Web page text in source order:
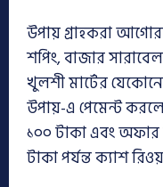
উপায় গ্রাহকরা
শপিং, বাজার
খুলশী মার্টের
উপায়-এ পেমেন্ট
১০০ টাকা এবং অফার
টাকা পর্যন্ত ক্যাশ